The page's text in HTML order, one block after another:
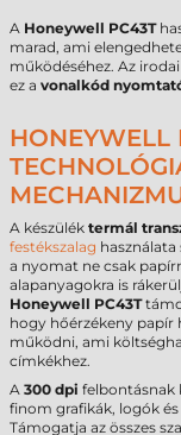
A Honeywell PC43T
marad, ami
működéséhez. Az
ez a vonalkód
HONEYWELL
A készülék termál
festékszalag
a nyomat ne csak
alapanyagokra is
Honeywell PC43T
hogy hőérzékeny papír
működni, ami
címkékhez.
A 300 dpi felbontásnak
finom grafikák, logók
Támogatja az összes